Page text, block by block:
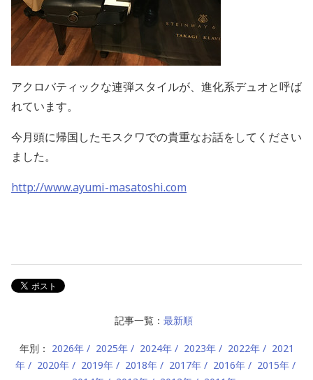
アクロバティックな連弾スタイルが、進化系デュオと呼ば
れています。
今月頭に帰国したモスクワでの貴重なお話をしてください
ました。
http://www.ayumi-masatoshi.com
記事一覧： 最新順
年別： 2026年 2025年 2024年 2023年 2022年
2021
年
2020年 2019年 2018年 2017年 2016年
2015年